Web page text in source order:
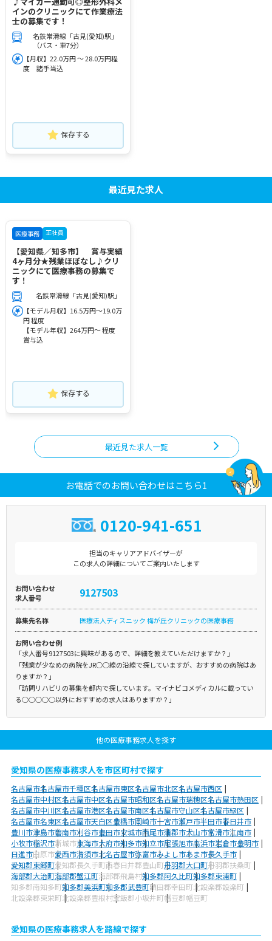
インのクリニックにて作業療法
士の募集です！
名鉄常滑線「古見(愛知)駅」
（バス・車7分）
【月収】22.0万円 ～ 28.0万円程
度 諸手当込
保存する
最近見た求人
医療事務 正社員
【愛知県／知多市】 賞与実績
4ヶ月分★残業ほぼなし♪クリ
ニックにて医療事務の募集で
す！
名鉄常滑線「古見(愛知)駅」
【モデル月収】16.5万円～19.0万
円 程度
【モデル年収】264万円～ 程度
賞与込
保存する
最近見た求人一覧
お電話でのお問い合わせはこちら1
0120-941-651
担当のキャリアアドバイザーが
この求人の詳細についてご案内いたします
お問い合わせ
求人番号
9127503
募集先名称 医療法人ディスニック 梅が丘クリニックの医療事務
お問い合わせ例
「求人番号9127503に興味があるので、詳細を教えていただけますか？」
「残業が少なめの病院をJR○○線の沿線で探していますが、おすすめの病院はあ
りますか？」
「訪問リハビリの募集を都内で探しています。マイナビコメディカルに載ってい
る○○○○○以外におすすめの求人はありますか？」
他の医療事務求人を探す
愛知県の医療事務求人を市区町村で探す
名古屋市名古屋市千種区名古屋市東区名古屋市北区名古屋市西区
名古屋市中村区名古屋市中区名古屋市昭和区名古屋市瑞穂区名古屋市熱田区
名古屋市中川区名古屋市港区名古屋市南区名古屋市守山区名古屋市緑区
名古屋市名東区名古屋市天白区豊橋市岡崎市一宮市瀬戸市半田市春日井市
豊川市津島市碧南市刈谷市豊田市安城市西尾市蒲郡市犬山市常滑市江南市
小牧市稲沢市新城市東海市大府市知多市知立市尾張旭市高浜市岩倉市豊明市
日進市田原市愛西市清須市北名古屋市弥富市みよし市あま市長久手市
愛知郡東郷町愛知郡長久手町西春日井郡豊山町丹羽郡大口町丹羽郡扶桑町
海部郡大治町海部郡蟹江町海部郡飛島村知多郡阿久比町知多郡東浦町
知多郡南知多町知多郡美浜町知多郡武豊町額田郡幸田町北設楽郡設楽町
北設楽郡東栄町北設楽郡豊根村宝飯郡小坂井町幡豆郡幡豆町
愛知県の医療事務求人を路線で探す